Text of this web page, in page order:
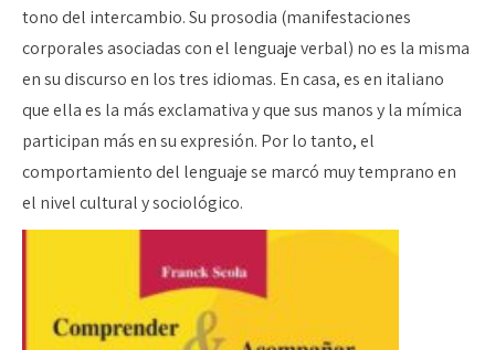
tono del intercambio. Su prosodia (manifestaciones
corporales asociadas con el lenguaje verbal) no es la misma
en su discurso en los tres idiomas. En casa, es en italiano
que ella es la más exclamativa y que sus manos y la mímica
participan más en su expresión. Por lo tanto, el
comportamiento del lenguaje se marcó muy temprano en
el nivel cultural y sociológico.